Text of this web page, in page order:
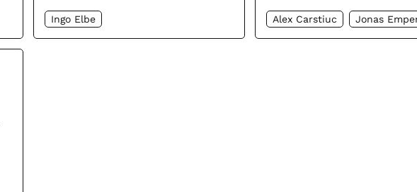
Ingo Elbe Alex Carstiuc Jonas